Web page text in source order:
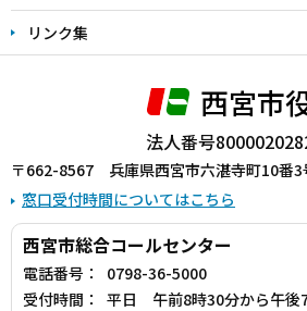
リンク集
西宮市
法人番号
〒662-8567 兵庫県西宮市六湛寺町10番3
窓口受付時間についてはこちら
西宮市総合コールセンター
電話番号：
0798-36-5000
受付時間：
平日 午前8時30分から午後